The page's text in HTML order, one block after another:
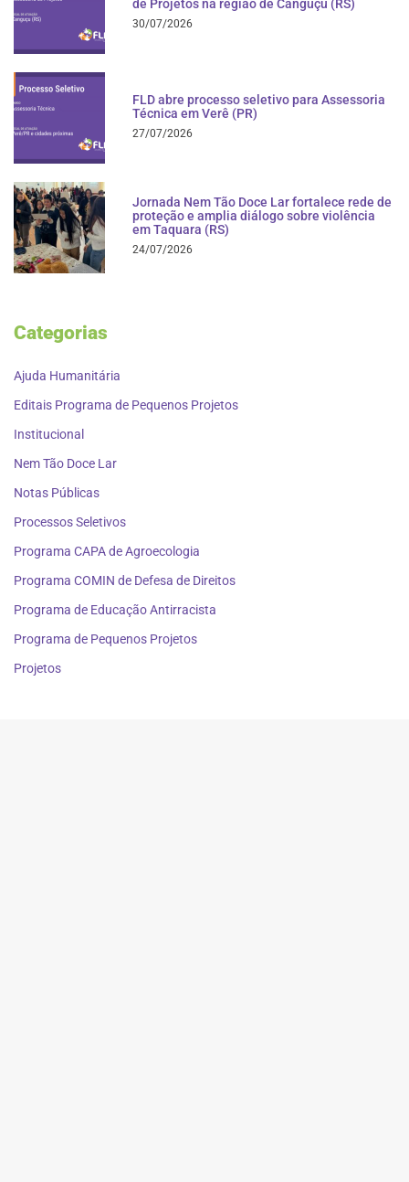
de Projetos na região de Canguçu (RS)
30/07/2026
FLD abre processo seletivo para Assessoria
Técnica em Verê (PR)
27/07/2026
Jornada Nem Tão Doce Lar fortalece rede de
proteção e amplia diálogo sobre violência
em Taquara (RS)
24/07/2026
Categorias
Ajuda Humanitária
Editais Programa de Pequenos Projetos
Institucional
Nem Tão Doce Lar
Notas Públicas
Processos Seletivos
Programa CAPA de Agroecologia
Programa COMIN de Defesa de Direitos
Programa de Educação Antirracista
Programa de Pequenos Projetos
Projetos